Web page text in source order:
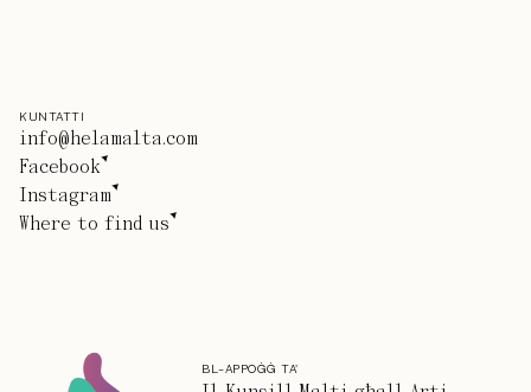
KUNTATTI
info@helamalta.com
Facebook
Instagram
Where to find us
BL-APPOĠĠ TA'